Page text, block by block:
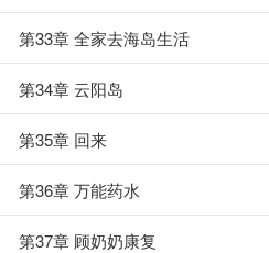
第33章 全家去海岛生活
第34章 云阳岛
第35章 回来
第36章 万能药水
第37章 顾奶奶康复